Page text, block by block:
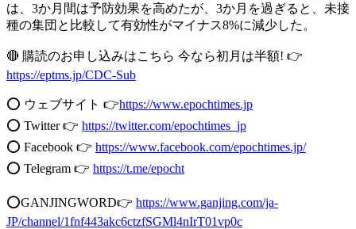
は、3か月間は予防効果を高めたが、3か月を過ぎると、未接
種の集団と比較して有効性がマイナス8%に減少した。
🔴 購読のお申し込みはこちら 今なら初月は半額! 👉
https://eptms.jp/CDC-Sub
⭕️ ウェブサイト 👉https://www.epochtimes.jp​​
⭕️ Twitter 👉 https://twitter.com/epochtimes_jp
⭕️ Facebook 👉 https://www.facebook.com/epochtimes.jp/
⭕️ Telegram 👉 https://t.me/epocht
⭕️GANJINGWORD👉 https://www.ganjing.com/ja-
JP/channel/1fnf443akc6ctzfSGMl4nIrT01vp0c